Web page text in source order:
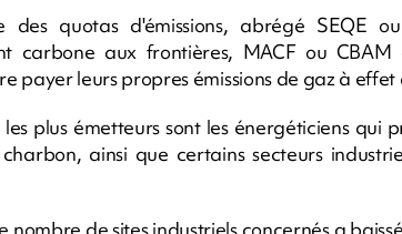
des quotas d'émissions, abrégé SEQE
carbone aux frontières, MACF ou
payer leurs propres émissions de gaz à
les plus émetteurs sont les énergéticiens qui
ainsi que certains secteurs
nombre de sites industriels concernés a